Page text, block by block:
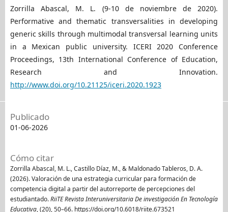
Zorrilla Abascal, M. L. (9-10 de noviembre de 2020).
Performative and thematic transversalities in developing
generic skills through multimodal transversal learning units
in a Mexican public university. ICERI 2020 Conference
Proceedings, 13th International Conference of Education,
Research and Innovation.
http://www.doi.org/10.21125/iceri.2020.1923
Publicado
01-06-2026
Cómo citar
Zorrilla Abascal, M. L., Castillo Díaz, M., & Maldonado Tableros, D. A.
(2026). Valoración de una estrategia curricular para formación de
competencia digital a partir del autorreporte de percepciones del
estudiantado.RiiTE Revista Interuniversitaria De investigación En Tecnología
Educativa, (20), 50–66. https://doi.org/10.6018/riite.673521